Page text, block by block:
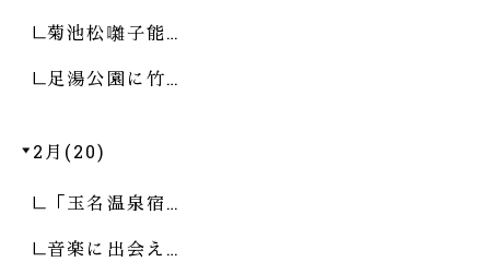
菊池松囃子能…
足湯公園に竹…
2月(20)
「玉名温泉宿…
音楽に出会え…